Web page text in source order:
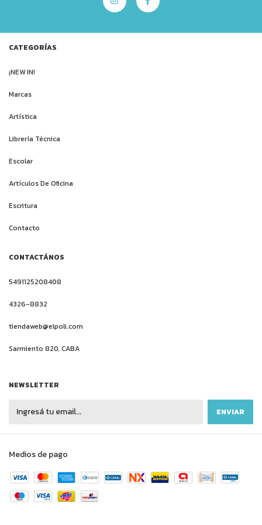
CATEGORÍAS
¡NEW IN!
Marcas
Artística
Librería Técnica
Escolar
Artículos De Oficina
Escritura
Contacto
CONTACTÁNOS
5491125208408
4326-8832
tiendaweb@elpoli.com
Sarmiento 820, CABA
NEWSLETTER
Medios de pago